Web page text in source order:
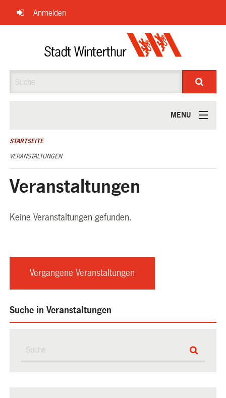
Navigation
überspringen
Anmelden
MENU
ÜBER UNS
STARTSEITE
VERANSTALTUNGEN
Veranstaltungen
Keine Veranstaltungen gefunden.
Vergangene Veranstaltungen
Suche in Veranstaltungen